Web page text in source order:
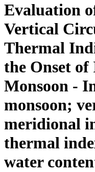
Evaluation
Vertical
Thermal
the Onset
Monsoon -
monsoon;
meridional
thermal
water